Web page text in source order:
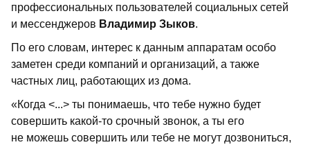
профессиональных пользователей социальных сетей
и мессенджеров Владимир Зыков.
По его словам, интерес к данным аппаратам особо
заметен среди компаний и организаций, а также
частных лиц, работающих из дома.
«Когда <...> ты понимаешь, что тебе нужно будет
совершить какой-то срочный звонок, а ты его
не можешь совершить или тебе не могут дозвониться,